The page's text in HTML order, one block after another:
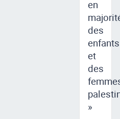
en
des
enfants
et
des
»